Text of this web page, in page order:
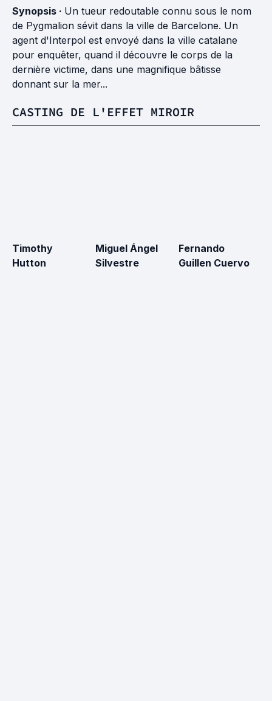
Synopsis · Un tueur redoutable connu sous le nom
de Pygmalion sévit dans la ville de Barcelone. Un
agent d'Interpol est envoyé dans la ville catalane
pour enquêter, quand il découvre le corps de la
dernière victime, dans une magnifique bâtisse
donnant sur la mer...
CASTING DE L'EFFET MIROIR
Timothy
Hutton
Miguel Ángel
Silvestre
Fernando
Guillen Cuervo